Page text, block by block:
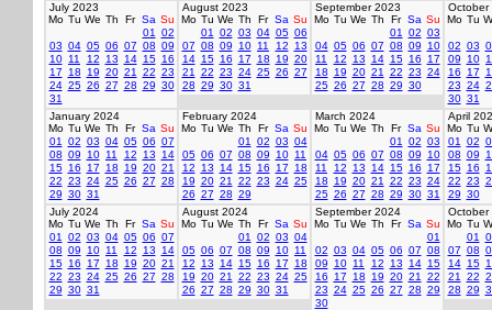
July 2023
Mo Tu We Th Fr Sa Su
01
02
03 04 05 06 07 08 09
10 11 12 13 14 15 16
17
18 19 20 21 22 23
24 25 26 27 28 29 30
31
August 2023
Mo Tu We Th Fr Sa Su
01
02 03 04 05 06
07 08 09 10 11 12
13
14 15 16 17 18 19 20
21
22 23 24 25 26 27
28 29 30 31
September 2023
Mo Tu We Th Fr Sa Su
01
02 03
04 05 06 07 08 09
10
11
12 13 14 15 16
17
18
19 20 21 22 23 24
25 26 27 28 29 30
October
Mo Tu
02 03
09
10
16
17
23 24
30 31
January 2024
Mo Tu We Th Fr Sa Su
01
02 03 04 05 06 07
08 09 10 11 12 13
14
15 16 17 18 19 20 21
22 23 24 25 26 27 28
29 30 31
February 2024
Mo Tu We Th Fr Sa Su
01
02 03 04
05 06 07 08 09 10 11
12
13 14 15 16 17
18
19 20 21 22 23 24 25
26 27 28 29
March 2024
Mo Tu We Th Fr Sa Su
01
02 03
04 05 06 07 08 09
10
11
12 13 14 15 16
17
18
19 20 21 22 23 24
25 26 27 28 29 30 31
April
Mo Tu
01
02
08 09
15 16
22 23
29 30
July 2024
Mo Tu We Th Fr Sa Su
01
02 03 04 05 06 07
08 09 10 11 12 13
14
15 16 17 18 19 20 21
22 23 24 25 26 27 28
29 30 31
August 2024
Mo Tu We Th Fr Sa Su
01
02 03 04
05 06 07 08 09 10 11
12
13 14 15 16 17
18
19 20 21 22 23 24 25
26 27 28 29 30 31
September 2024
Mo Tu We Th Fr Sa Su
01
02 03 04 05 06 07 08
09
10 11 12 13 14 15
16
17 18 19 20 21
22
23 24 25 26 27 28 29
30
October
Mo Tu
01
07 08
14 15
21
22
28 29